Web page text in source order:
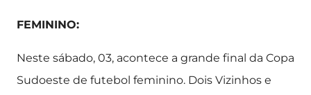
FEMININO:
Neste sábado, 03, acontece a grande final da Copa
Sudoeste de futebol feminino. Dois Vizinhos e